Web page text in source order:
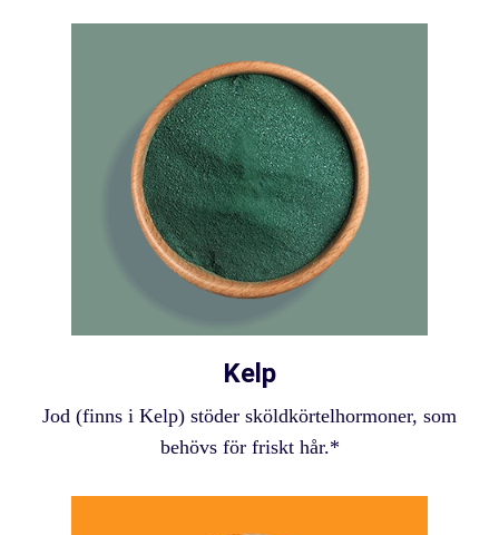
Kelp
Jod (finns i Kelp) stöder sköldkörtelhormoner, som
behövs för friskt hår.*